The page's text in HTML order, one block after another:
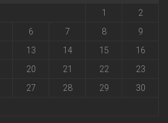
1
2
6 7 8
9
13 14 15
16
20 21 22
23
27 28 29
30